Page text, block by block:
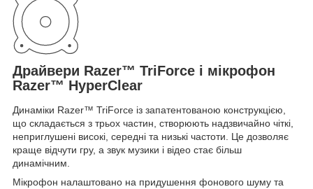
Драйвери Razer™ TriForce і мікрофон
Razer™ HyperClear
Динаміки Razer™ TriForce із запатентованою конструкцією,
що складається з трьох частин, створюють надзвичайно чіткі,
неприглушені високі, середні та низькі частоти. Це дозволяє
краще відчути гру, а звук музики і відео стає більш
динамічним.
Мікрофон налаштовано на придушення фонового шуму та